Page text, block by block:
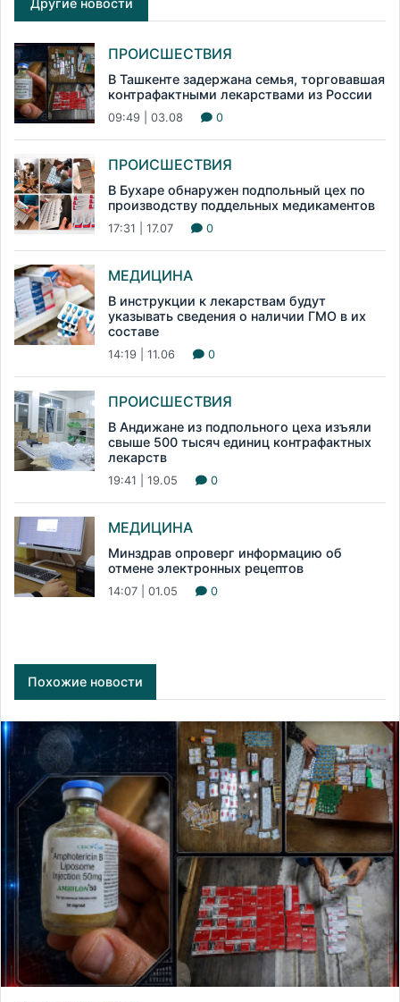
ПРОИСШЕСТВИЯ
В Ташкенте задержана семья, торговавшая
контрафактными лекарствами из России
09:49 | 03.08 0
ПРОИСШЕСТВИЯ
В Бухаре обнаружен подпольный цех по
производству поддельных медикаментов
17:31 | 17.07 0
МЕДИЦИНА
В инструкции к лекарствам будут
указывать сведения о наличии ГМО в их
составе
14:19 | 11.06 0
ПРОИСШЕСТВИЯ
В Андижане из подпольного цеха изъяли
свыше 500 тысяч единиц контрафактных
лекарств
19:41 | 19.05 0
МЕДИЦИНА
Минздрав опроверг информацию об
отмене электронных рецептов
14:07 | 01.05 0
Похожие новости